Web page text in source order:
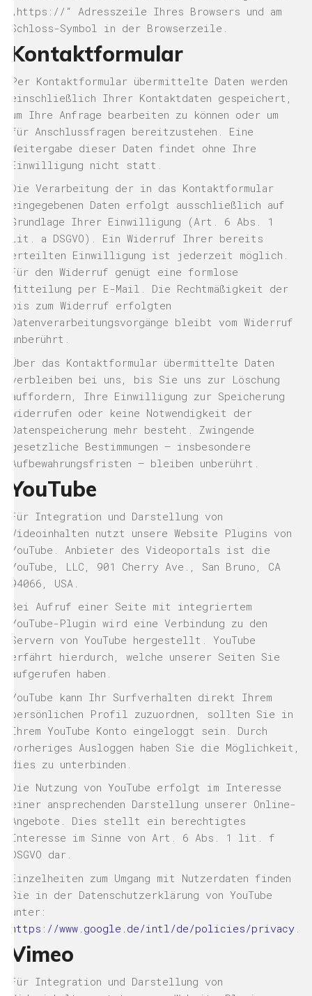
„https://“ Adresszeile Ihres Browsers und am
Schloss-Symbol in der Browserzeile.
Kontaktformular
Per Kontaktformular übermittelte Daten werden
einschließlich Ihrer Kontaktdaten gespeichert,
um Ihre Anfrage bearbeiten zu können oder um
für Anschlussfragen bereitzustehen. Eine
Weitergabe dieser Daten findet ohne Ihre
Einwilligung nicht statt.
Die Verarbeitung der in das Kontaktformular
eingegebenen Daten erfolgt ausschließlich auf
Grundlage Ihrer Einwilligung (Art. 6 Abs. 1
lit. a DSGVO). Ein Widerruf Ihrer bereits
erteilten Einwilligung ist jederzeit möglich.
Für den Widerruf genügt eine formlose
Mitteilung per E-Mail. Die Rechtmäßigkeit der
bis zum Widerruf erfolgten
Datenverarbeitungsvorgänge bleibt vom Widerruf
unberührt.
Über das Kontaktformular übermittelte Daten
verbleiben bei uns, bis Sie uns zur Löschung
auffordern, Ihre Einwilligung zur Speicherung
widerrufen oder keine Notwendigkeit der
Datenspeicherung mehr besteht. Zwingende
gesetzliche Bestimmungen – insbesondere
Aufbewahrungsfristen – bleiben unberührt.
YouTube
Für Integration und Darstellung von
Videoinhalten nutzt unsere Website Plugins von
YouTube. Anbieter des Videoportals ist die
YouTube, LLC, 901 Cherry Ave., San Bruno, CA
94066, USA.
Bei Aufruf einer Seite mit integriertem
YouTube-Plugin wird eine Verbindung zu den
Servern von YouTube hergestellt. YouTube
erfährt hierdurch, welche unserer Seiten Sie
aufgerufen haben.
YouTube kann Ihr Surfverhalten direkt Ihrem
persönlichen Profil zuzuordnen, sollten Sie in
Ihrem YouTube Konto eingeloggt sein. Durch
vorheriges Ausloggen haben Sie die Möglichkeit,
dies zu unterbinden.
Die Nutzung von YouTube erfolgt im Interesse
einer ansprechenden Darstellung unserer Online-
Angebote. Dies stellt ein berechtigtes
Interesse im Sinne von Art. 6 Abs. 1 lit. f
DSGVO dar.
Einzelheiten zum Umgang mit Nutzerdaten finden
Sie in der Datenschutzerklärung von YouTube
unter:
https://www.google.de/intl/de/policies/privacy
Vimeo
Für Integration und Darstellung von